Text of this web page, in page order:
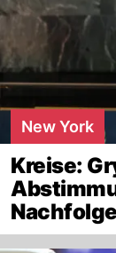
New York
Kreise:
Nachfolge